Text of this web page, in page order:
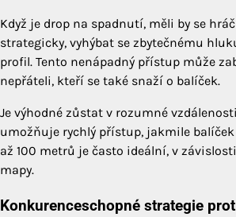
Když je drop na spadnutí, měli by se
strategicky, vyhýbat se zbytečnému
profil. Tento nenápadný přístup může
nepřáteli, kteří se také snaží o balíček.
Je výhodné zůstat v rozumné
umožňuje rychlý přístup, jakmile
až 100 metrů je často ideální, v
mapy.
Konkurenceschopné strategie